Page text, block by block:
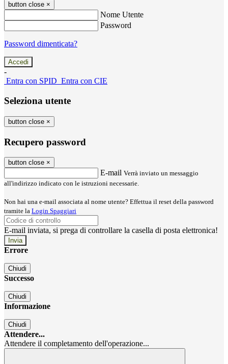
button close ×
Nome Utente
Password
Password dimenticata?
-
Entra con SPID Entra con CIE
Seleziona utente
button close ×
Recupero password
button close ×
E-mail Verrà inviato un messaggio
all'indirizzo indicato con le istruzioni necessarie.
Non hai una e-mail associata al nome utente? Effettua il reset della password
tramite la Login Spaggiari
E-mail inviata, si prega di controllare la casella di posta elettronica!
Errore
Chiudi
Successo
Chiudi
Informazione
Chiudi
Attendere...
Attendere il completamento dell'operazione...